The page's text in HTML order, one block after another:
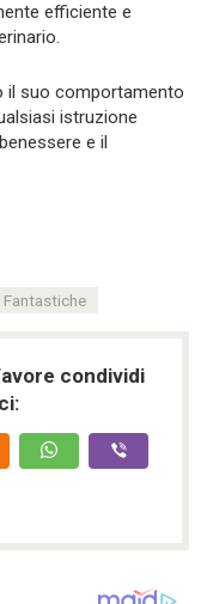
efficiente e
il suo comportamento
istruzione
e il
Fantastiche
condividi